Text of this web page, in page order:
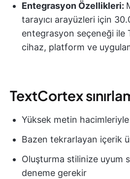
Entegrasyon Özellikleri:
tarayıcı arayüzleri için
entegrasyon seçeneği ile
cihaz, platform ve
TextCortex
Yüksek metin hacimleriyle
Bazen tekrarlayan içerik
Oluşturma stilinize uyum
deneme gerekir